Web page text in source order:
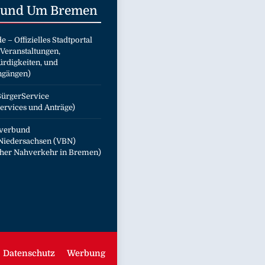
Um Bremen
– Offizielles Stadtportal
und
und Anträge)
(VBN)
Nahverkehr in Bremen)
Datenschutz Werbung